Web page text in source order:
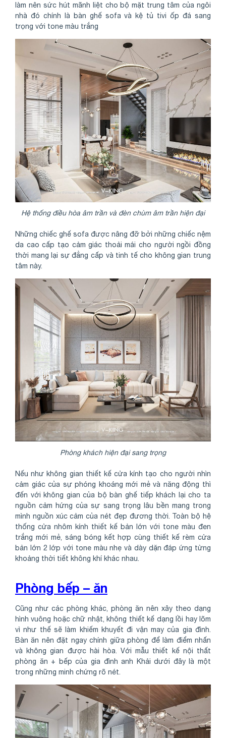
làm nên sức hút mãnh liệt cho bộ mặt trung tâm của ngôi
nhà đó chính là bàn ghế sofa và kệ tủ tivi ốp đá sang
trọng với tone màu trắng
Hệ thống điều hòa âm trần và đèn chùm âm trần hiện đại
Những chiếc ghế sofa được nâng đỡ bởi những chiếc nệm
da cao cấp tạo cảm giác thoải mái cho người ngồi đồng
thời mang lại sự đẳng cấp và tinh tế cho không gian trung
tâm này.
Phòng khách hiện đại sang trọng
Nếu như không gian thiết kế cửa kính tạo cho người nhìn
cảm giác của sự phóng khoáng mới mẻ và năng động thì
đến với không gian của bộ bàn ghế tiếp khách lại cho ta
nguồn cảm hứng của sự sang trọng lâu bền mang trong
mình nguồn xúc cảm của nét đẹp đương thời. Toàn bộ hệ
thống cửa nhôm kính thiết kế bản lớn với tone màu đen
trắng mới mẻ, sáng bóng kết hợp cùng thiết kế rèm cửa
bản lớn 2 lớp với tone màu nhẹ và dày dặn đáp ứng từng
khoảng thời tiết không khí khác nhau.
Phòng bếp – ăn
Cũng như các phòng khác, phòng ăn nên xây theo dạng
hình vuông hoặc chữ nhật, không thiết kế dạng lồi hay lõm
vì như thế sẽ làm khiếm khuyết đi vận may của gia đình.
Bàn ăn nên đặt ngay chính giữa phòng để làm điểm nhấn
và không gian được hài hòa. Với mẫu thiết kế nội thất
phòng ăn + bếp của gia đình anh Khải dưới đây là một
trong những minh chứng rõ nét.